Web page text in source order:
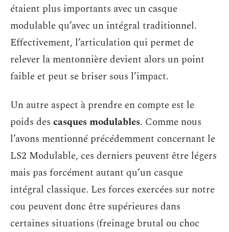
étaient plus importants avec un casque
modulable qu’avec un intégral traditionnel.
Effectivement, l’articulation qui permet de
relever la mentonnière devient alors un point
faible et peut se briser sous l’impact.
Un autre aspect à prendre en compte est le
poids des casques modulables. Comme nous
l’avons mentionné précédemment concernant le
LS2 Modulable, ces derniers peuvent être légers
mais pas forcément autant qu’un casque
intégral classique. Les forces exercées sur notre
cou peuvent donc être supérieures dans
certaines situations (freinage brutal ou choc